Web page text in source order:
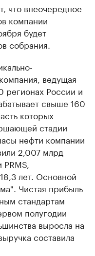
что внеочередное
компании
будет
собрания.
ведущая
регионах России и
свыше 160
которых
стадии
нефти компании
2,007 млрд
лет. Основной
Чистая прибыль
стандартам
полугодии
выросла на
составила